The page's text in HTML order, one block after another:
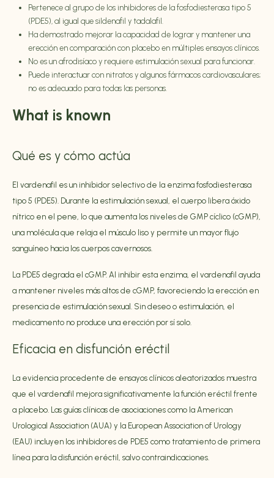
Pertenece al grupo de los inhibidores de la fosfodiesterasa tipo 5
(PDE5), al igual que sildenafil y tadalafil.
Ha demostrado mejorar la capacidad de lograr y mantener una
erección en comparación con placebo en múltiples ensayos clínicos.
No es un afrodisíaco y requiere estimulación sexual para funcionar.
Puede interactuar con nitratos y algunos fármacos cardiovasculares;
no es adecuado para todas las personas.
What is known
Qué es y cómo actúa
El vardenafil es un inhibidor selectivo de la enzima fosfodiesterasa
tipo 5 (PDE5). Durante la estimulación sexual, el cuerpo libera óxido
nítrico en el pene, lo que aumenta los niveles de GMP cíclico (cGMP),
una molécula que relaja el músculo liso y permite un mayor flujo
sanguíneo hacia los cuerpos cavernosos.
La PDE5 degrada el cGMP. Al inhibir esta enzima, el vardenafil ayuda
a mantener niveles más altos de cGMP, favoreciendo la erección en
presencia de estimulación sexual. Sin deseo o estimulación, el
medicamento no produce una erección por sí solo.
Eficacia en disfunción eréctil
La evidencia procedente de ensayos clínicos aleatorizados muestra
que el vardenafil mejora significativamente la función eréctil frente
a placebo. Las guías clínicas de asociaciones como la American
Urological Association (AUA) y la European Association of Urology
(EAU) incluyen los inhibidores de PDE5 como tratamiento de primera
línea para la disfunción eréctil, salvo contraindicaciones.